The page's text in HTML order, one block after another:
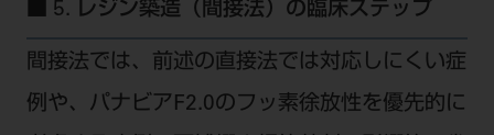
■ 5. レジン築造（間接法）の臨床ステップ
間接法では、前述の直接法では対応しにくい症
例や、パナビアF2.0のフッ素徐放性を優先的に